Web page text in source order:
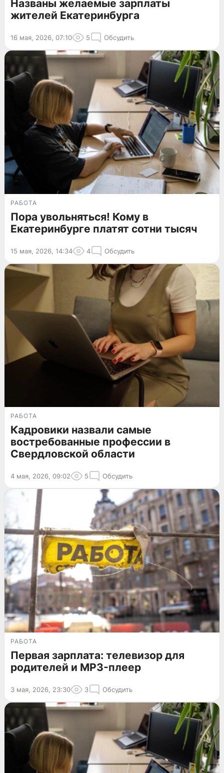
Названы желаемые зарплаты
жителей Екатеринбурга
16 мая, 2026, 07:10 5 Обсудить
РАБОТА
Пора увольняться! Кому в
Екатеринбурге платят сотни тысяч
15 мая, 2026, 14:34 4 Обсудить
РАБОТА
Кадровики назвали самые
востребованные профессии в
Свердловской области
4 мая, 2026, 09:02 5 Обсудить
РАБОТА
Первая зарплата: телевизор для
родителей и MP3-плеер
3 мая, 2026, 23:30 3 Обсудить